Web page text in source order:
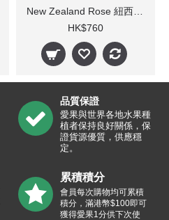
HK$760
品質保證
愛果與世界各地水果種
植者保持良好關係，保
證貨源優質，供應穩
定。
累積積分
會員每次購物均可累積
積分，滿港幣$100即可
獲得愛果1分供下次使